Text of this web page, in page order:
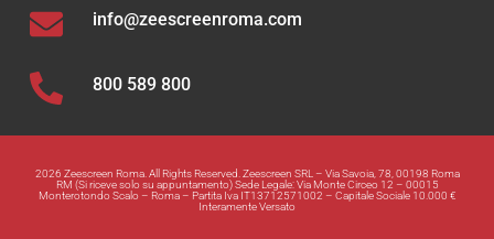
info@zeescreenroma.com
800 589 800
2026 Zeescreen Roma. All Rights Reserved. Zeescreen SRL – Via Savoia, 78, 00198 Roma
RM (Si riceve solo su appuntamento) Sede Legale: Via Monte Circeo 12 – 00015
Monterotondo Scalo – Roma – Partita Iva IT13712571002 – Capitale Sociale 10.000 €
Interamente Versato